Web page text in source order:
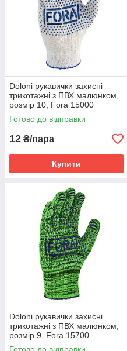
Doloni рукавички захисні
трикотажні з ПВХ малюнком,
розмір 10, Fora 15000
Готово до відправки
12 ₴/пара
Купити
Doloni рукавички захисні
трикотажні з ПВХ малюнком,
розмір 9, Fora 15700